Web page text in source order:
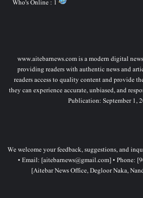
www.aitebarnews.com is a modern digital
providing readers with authentic news and
readers access to quality content and provide
they can experience accurate, unbiased, and
Publication: September 1,
We welcome your feedback, suggestions, and
• Email: [aitebarnews@gmail.com] • Phone:
[Aitebar News Office, Degloor Naka,